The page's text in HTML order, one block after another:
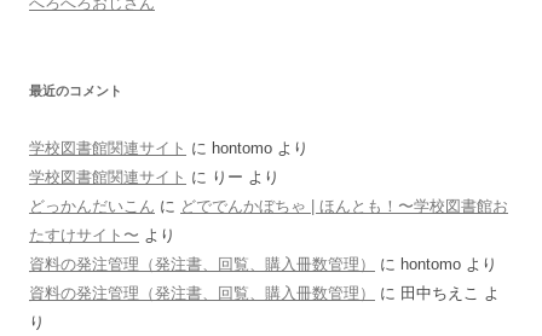
最近のコメント
学校図書館関連サイト に hontomo より
学校図書館関連サイト に りー より
どっかんだいこん に どででんかぼちゃ | ほんとも！〜学校図書館お
たすけサイト〜 より
資料の発注管理（発注書、回覧、購入冊数管理）
に hontomo より
資料の発注管理（発注書、回覧、購入冊数管理）
に 田中ちえこ よ
り